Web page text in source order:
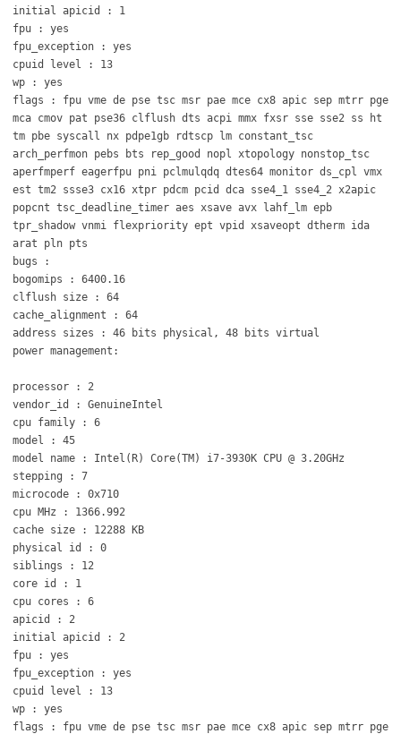
initial apicid : 1
fpu : yes
fpu_exception : yes
cpuid level : 13
wp : yes
flags : fpu vme de pse tsc msr pae mce cx8 apic sep mtrr pge
mca cmov pat pse36 clflush dts acpi mmx fxsr sse sse2 ss ht
tm pbe syscall nx pdpe1gb rdtscp lm constant_tsc
arch_perfmon pebs bts rep_good nopl xtopology nonstop_tsc
aperfmperf eagerfpu pni pclmulqdq dtes64 monitor ds_cpl vmx
est tm2 ssse3 cx16 xtpr pdcm pcid dca sse4_1 sse4_2 x2apic
popcnt tsc_deadline_timer aes xsave avx lahf_lm epb
tpr_shadow vnmi flexpriority ept vpid xsaveopt dtherm ida
arat pln pts
bugs :
bogomips : 6400.16
clflush size : 64
cache_alignment : 64
address sizes : 46 bits physical, 48 bits virtual
power management:
processor : 2
vendor_id : GenuineIntel
cpu family : 6
model : 45
model name : Intel(R) Core(TM) i7-3930K CPU @ 3.20GHz
stepping : 7
microcode : 0x710
cpu MHz : 1366.992
cache size : 12288 KB
physical id : 0
siblings : 12
core id : 1
cpu cores : 6
apicid : 2
initial apicid : 2
fpu : yes
fpu_exception : yes
cpuid level : 13
wp : yes
flags : fpu vme de pse tsc msr pae mce cx8 apic sep mtrr pge